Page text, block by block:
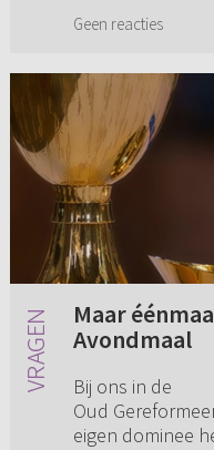
dacht dat
Geen reacties
Maar
Avondmaal
Bij ons in de
Oud
eigen dominee